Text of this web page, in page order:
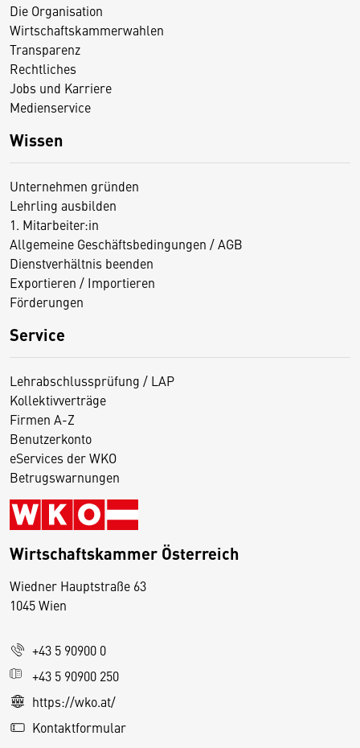
Die Organisation
Wirtschaftskammerwahlen
Transparenz
Rechtliches
Jobs und Karriere
Medienservice
Wissen
Unternehmen gründen
Lehrling ausbilden
1. Mitarbeiter:in
Allgemeine Geschäftsbedingungen / AGB
Dienstverhältnis beenden
Exportieren / Importieren
Förderungen
Service
Lehrabschlussprüfung / LAP
Kollektivverträge
Firmen A-Z
Benutzerkonto
eServices der WKO
Betrugswarnungen
Wirtschaftskammer Österreich
Wiedner Hauptstraße 63
1045 Wien
+43 5 90900 0
+43 5 90900 250
https://wko.at/
Kontaktformular
D
s
e
S
e